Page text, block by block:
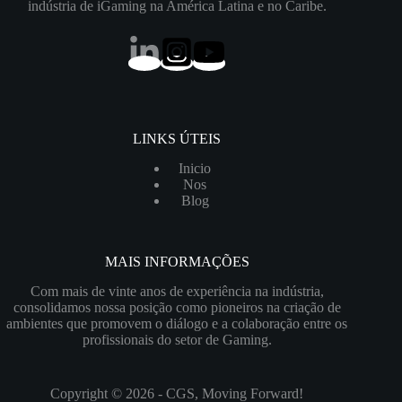
indústria de iGaming na América Latina e no Caribe.
LINKS ÚTEIS
Inicio
Nos
Blog
MAIS INFORMAÇÕES
Com mais de vinte anos de experiência na indústria,
consolidamos nossa posição como pioneiros na criação de
ambientes que promovem o diálogo e a colaboração entre os
profissionais do setor de Gaming.
Copyright © 2026 - CGS, Moving Forward!